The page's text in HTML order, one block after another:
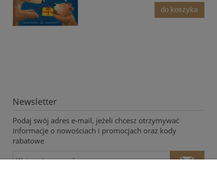
do koszyka
Newsletter
Podaj swój adres e-mail, jeżeli chcesz otrzymywać
informacje o nowościach i promocjach oraz kody
rabatowe